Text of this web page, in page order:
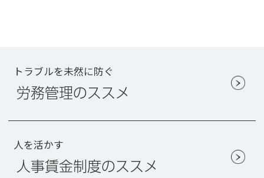
トラブルを未然に防ぐ
労務管理のススメ
人を活かす
人事賃金制度のススメ